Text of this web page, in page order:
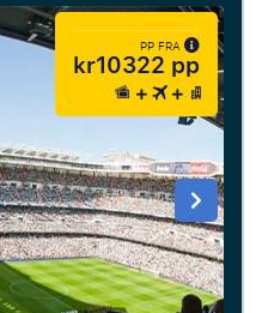
PP FRA
kr10322 pp